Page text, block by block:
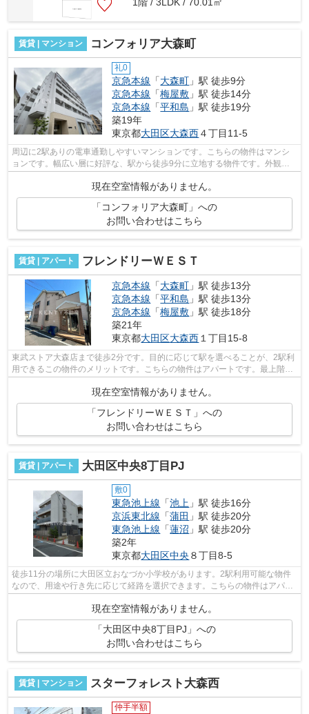
賃貸 | マンション コンフォリア大森町
礼0
京急本線 「大森町 」駅 徒歩9分
京急本線 「梅屋敷 」駅 徒歩14分
京急本線 「平和島 」駅 徒歩19分
築19年
東京都大田区大森西４丁目11-5
周辺に2駅ありの電車通勤しやすいマンションです。こちらの物件はマンシ
ョンです。幅広い層に好評な、駅から徒歩9分に立地する物件です。外観タ
現在空室情報がありません。
「コンフォリア大森町」への
お問い合わせはこちら
賃貸 | アパート フレンドリーＷＥＳＴ
京急本線 「大森町 」駅 徒歩13分
京急本線 「平和島 」駅 徒歩13分
京急本線 「梅屋敷 」駅 徒歩18分
築21年
東京都大田区大森西１丁目15-8
東武ストア大森店まで徒歩2分です。目的に応じて駅を選べることが、2駅利
用できるこの物件のメリットです。こちらの物件はアパートです。最上階の
アパートです。初期費用はカードで決...
現在空室情報がありません。
「フレンドリーＷＥＳＴ」への
お問い合わせはこちら
賃貸 | アパート 大田区中央8丁目PJ
敷0
東急池上線 「池上 」駅 徒歩16分
京浜東北線 「蒲田 」駅 徒歩20分
東急池上線 「蓮沼 」駅 徒歩20分
築2年
東京都大田区中央 ８丁目8-5
徒歩11分の場所に大田区立おなづか小学校があります。2駅利用可能な物件
なので、用途や行き先に応じて経路を選択できます。こちらの物件はアパー
現在空室情報がありません。
「大田区中央8丁目PJ」への
お問い合わせはこちら
賃貸 | マンション スターフォレスト大森西
仲手半額